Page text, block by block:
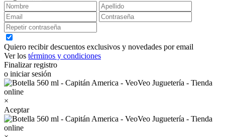
Quiero recibir descuentos exclusivos y novedades por email
Ver los términos y condiciones
Finalizar registro
o iniciar sesión
×
Aceptar